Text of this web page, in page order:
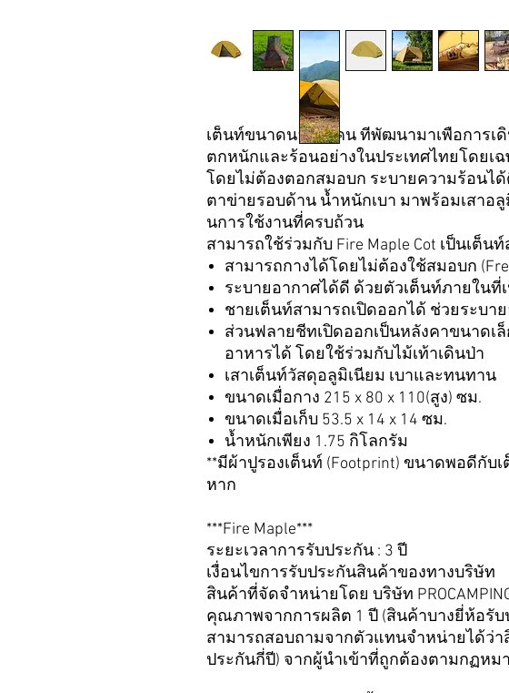
เต็นท์ขนาดนอน 1 คน ที่พัฒนามาเพื่อการเ
ตกหนักและร้อนอย่างในประเทศไทยโดยเ
โดยไม่ต้องตอกสมอบก ระบายความร้อนได้
ตาข่ายรอบด้าน น้ำหนักเบา มาพร้อมเสาอ
นการใช้งานที่ครบถ้วน
สามารถใช้ร่วมกับ Fire Maple Cot เป็นเต็น
สามารถกางได้โดยไม่ต้องใช้สมอบก
ระบายอากาศได้ดี ด้วยตัวเต็นท์ภายในที่
ชายเต็นท์สามารถเปิดออกได้ ช่วยระบา
ส่วนฟลายชีทเปิดออกเป็นหลังคาขนาดเ
อาหารได้ โดยใช้ร่วมกับไม้เท้าเดินป่า
เสาเต็นท์วัสดุอลูมิเนียม เบาและทนทาน
ขนาดเมื่อกาง 215 x 80 x 110(สูง) ซม.
ขนาดเมื่อเก็บ 53.5 x 14 x 14 ซม.
น้ำหนักเพียง 1.75 กิโลกรัม
**มีผ้าปูรองเต็นท์ (Footprint) ขนาดพอดีกับ
หาก
***Fire Maple***
ระยะเวลาการรับประกัน : 3 ปี
เงื่อนไขการรับประกันสินค้าของทางบริษัท
สินค้าที่จัดจำหน่ายโดย บริษัท
คุณภาพจากการผลิต 1 ปี (สินค้าบางยี่ห้อรับ
สามารถสอบถามจากตัวแทนจำหน่ายได้ว่
ประกันกี่ปี) จากผู้นำเข้าที่ถูกต้องตามกฏหม